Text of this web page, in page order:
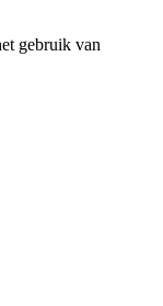
gebruik van